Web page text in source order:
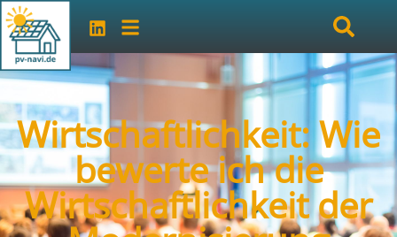
Wirtschaftlichkeit: Wie
bewerte ich die
Wirtschaftlichkeit der